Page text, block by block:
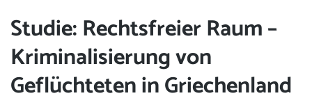
Studie: Rechtsfreier Raum –
Kriminalisierung von
Geflüchteten in Griechenland